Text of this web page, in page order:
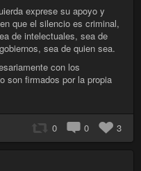
exprese su apoyo y
que el silencio es criminal,
de intelectuales, sea de
sea de quien sea.
con los
son firmados por la propia
0 0 3